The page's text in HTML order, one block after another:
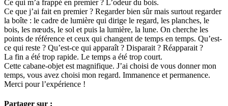
Ce qui m’a frappé en pre­­mier ? L’odeur du bois.
Ce que j’ai fait en pre­­mier ? Regarder bien sûr mais sur­­tout regar­­der
la boîte : le cadre de lumière qui dirige le regard, les plan­­ches, le
bois, les nœuds, le sol et puis la lumière, la lune. On cher­­che les
points de réfé­­rence et ceux qui chan­­gent de temps en temps. Qu’est-
ce qui reste ? Qu’est-ce qui appa­­raît ? Disparait ? Réapparait ?
La fin a été trop rapide. Le temps a été trop court.
Cette cabane-objet est magni­­fi­­que. J’ai choisi de vous donner mon
temps, vous avez choisi mon regard. Immanence et per­­ma­­nence.
Merci pour l’expé­­rience !
Partager sur :